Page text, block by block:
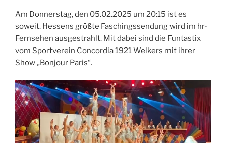
Am Donnerstag, den 05.02.2025 um 20:15 ist es
soweit. Hessens größte Faschingssendung wird im hr-
Fernsehen ausgestrahlt. Mit dabei sind die Funtastix
vom Sportverein Concordia 1921 Welkers mit ihrer
Show „Bonjour Paris“.